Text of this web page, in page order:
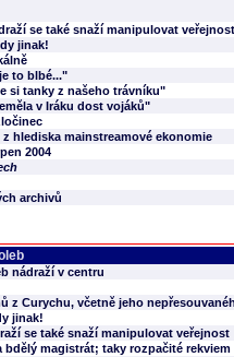
se také snaží manipulovat veřejnost
jinak!
to blbé..."
si tanky z našeho trávníku"
v Iráku dost vojáků"
hlediska mainstreamové ekonomie
2004
archivů
nádraží v centru
z Curychu, včetně jeho
jinak!
se také snaží manipulovat veřejnost
bdělý magistrát; taky rozpačité